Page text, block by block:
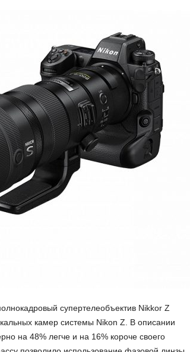
супертелеобъектив Nikkor Z
камер системы Nikon Z. В описании
на 48% легче и на 16% короче своего